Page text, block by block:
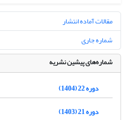
مقالات آماده انتشار
شماره جاری
شماره‌های پیشین نشریه
دوره 22 (1404)
دوره 21 (1403)